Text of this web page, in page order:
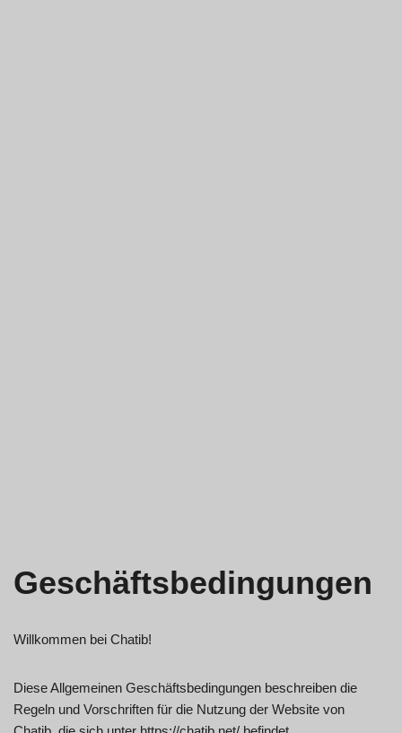
Geschäftsbedingungen
Willkommen bei Chatib!
Diese Allgemeinen Geschäftsbedingungen beschreiben die
Regeln und Vorschriften für die Nutzung der Website von